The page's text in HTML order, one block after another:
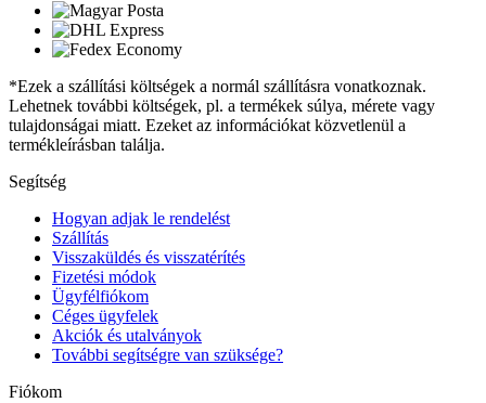
*Ezek a szállítási költségek a normál szállításra vonatkoznak.
Lehetnek további költségek, pl. a termékek súlya, mérete vagy
tulajdonságai miatt. Ezeket az információkat közvetlenül a
termékleírásban találja.
Segítség
Hogyan adjak le rendelést
Szállítás
Visszaküldés és visszatérítés
Fizetési módok
Ügyfélfiókom
Céges ügyfelek
Akciók és utalványok
További segítségre van szüksége?
Fiókom